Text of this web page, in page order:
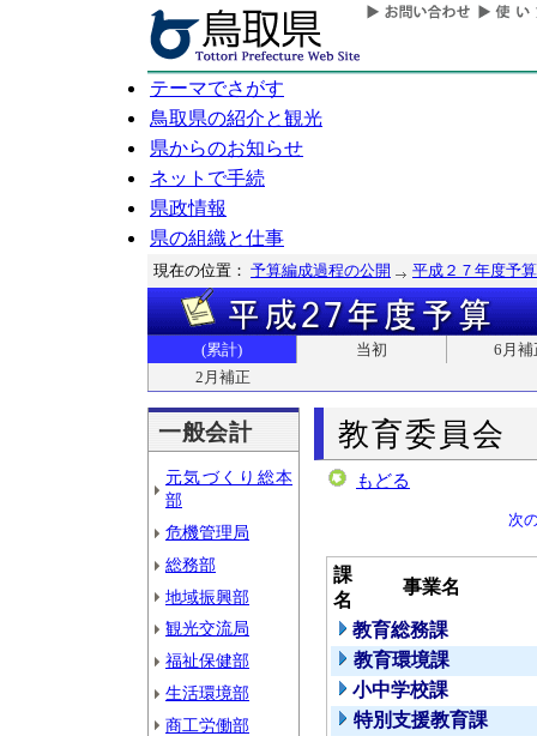
テーマでさがす
鳥取県の紹介と観光
県からのお知らせ
ネットで手続
県政情報
県の組織と仕事
現在の位置： 予算編成過程の公開 平成２７年度予算
(累計) 当初
6月補
2月補正
一般会計
元気づくり総本
部
危機管理局
総務部
地域振興部
観光交流局
福祉保健部
生活環境部
商工労働部
教育委員会
もどる
次
課
名
事業名
教育総務課
教育環境課
小中学校課
特別支援教育課